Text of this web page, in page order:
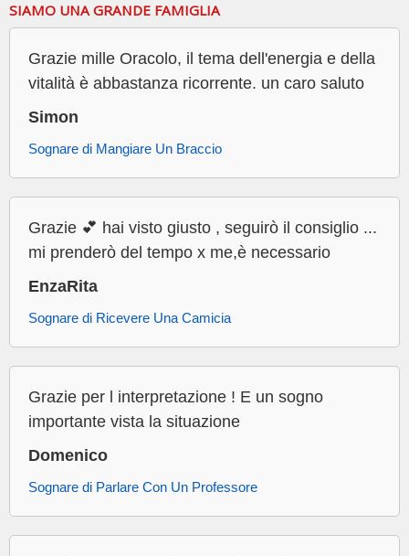
SIAMO UNA GRANDE FAMIGLIA
Grazie mille Oracolo, il tema dell'energia e della
vitalità è abbastanza ricorrente. un caro saluto
Simon
Sognare di Mangiare Un Braccio
Grazie 💕 hai visto giusto , seguirò il consiglio ...
mi prenderò del tempo x me,è necessario
EnzaRita
Sognare di Ricevere Una Camicia
Grazie per l interpretazione ! E un sogno
importante vista la situazione
Domenico
Sognare di Parlare Con Un Professore